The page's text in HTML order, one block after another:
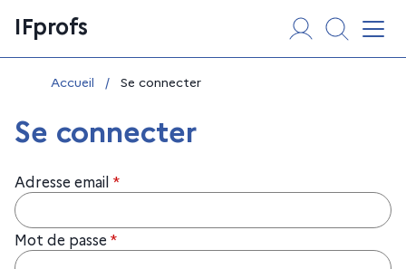
au
contenu
IFprofs
Vous êtes ici :
Accueil / Se connecter
Se connecter
Adresse email *
Mot de passe *